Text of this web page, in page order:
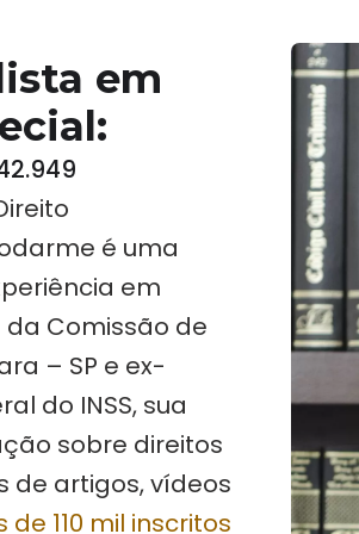
em
é uma
em
Comissão de
– SP e ex-
do INSS, sua
sobre direitos
de artigos, vídeos
110 mil inscritos